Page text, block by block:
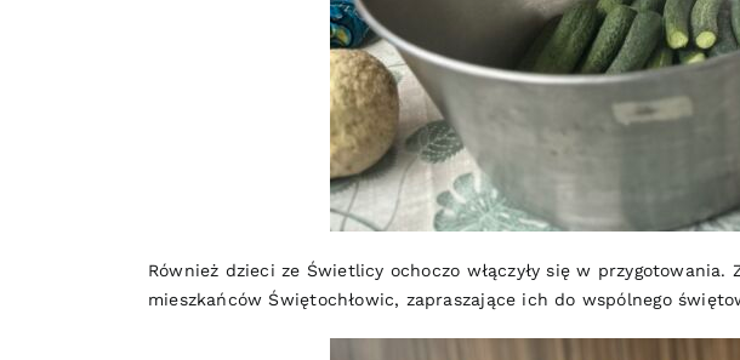
Również dzieci ze Świetlicy ochoczo włączyły się w
mieszkańców Świętochłowic, zapraszające ich do wspólnego